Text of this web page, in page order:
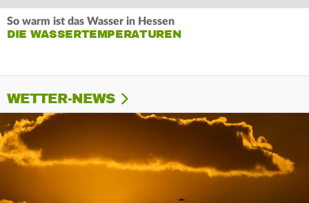
So warm ist das Wasser in Hessen
DIE WASSERTEMPERATUREN
WETTER-NEWS